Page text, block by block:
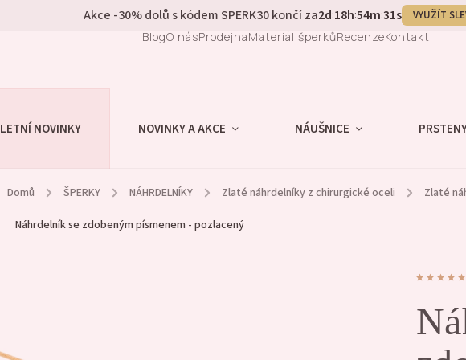
Akce -30% dolů s kódem SPERK30 končí za2d:18h:54m:30s VYUŽÍT
BlogO násProdejnaMateriál šperkůRecenzeKontakt
LETNÍ NOVINKY NOVINKY A AKCE NÁUŠNICE
Domů / ŠPERKY / NÁHRDELNÍKY / Zlaté náhrdelníky z chirurgické oceli / Zlaté
Náhrdelník se zdobeným písmenem - pozlacený